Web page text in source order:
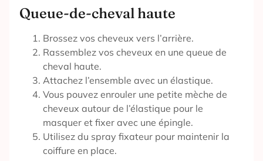
Queue-de-cheval haute
Brossez vos cheveux vers l’arrière.
Rassemblez vos cheveux en une queue de
cheval haute.
Attachez l’ensemble avec un élastique.
Vous pouvez enrouler une petite mèche de
cheveux autour de l’élastique pour le
masquer et fixer avec une épingle.
Utilisez du spray fixateur pour maintenir la
coiffure en place.